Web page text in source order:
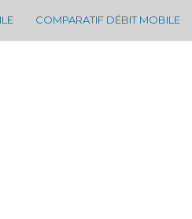
COMPARATIF DÉBIT MOBILE